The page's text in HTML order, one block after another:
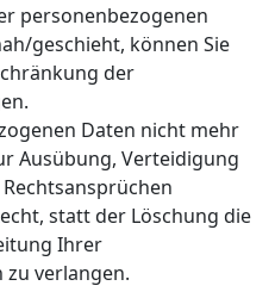
personenbezogenen
geschieht, können Sie
der
Daten nicht mehr
Ausübung, Verteidigung
statt der Löschung die
Ihrer
verlangen.